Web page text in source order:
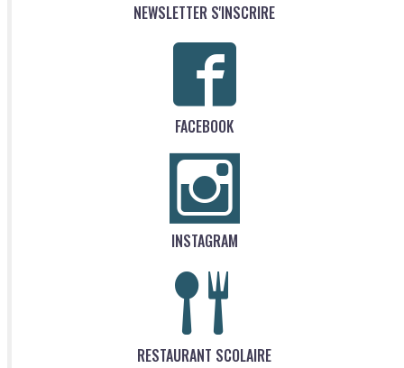
NEWSLETTER S'INSCRIRE
FACEBOOK
INSTAGRAM
RESTAURANT SCOLAIRE